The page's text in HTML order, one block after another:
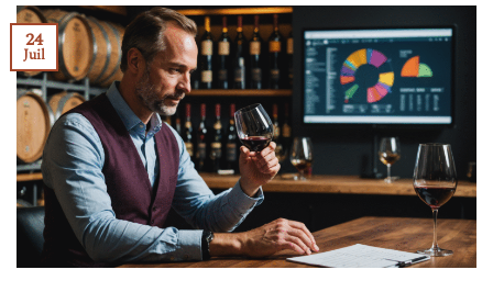
24
Juil